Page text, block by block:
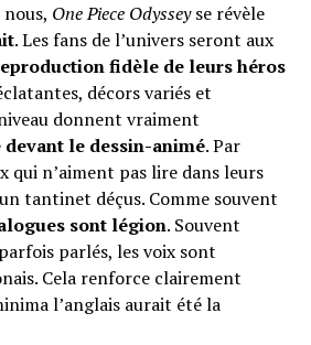
One Piece Odysseyse révèle
. Les fans de l’univers seront aux
fidèle de leurs héros
décors variés et
donnent vraiment
devant le dessin-animé. Par
qui n’aiment pas lire dans leurs
tantinet déçus. Comme souvent
sont légion. Souvent
parlés, les voix sont
Cela renforce clairement
l’anglais aurait été la